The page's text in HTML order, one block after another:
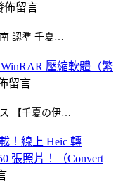
佈留言
認準 千夏…
壓縮軟體（繁
留言
【千夏の伊…
！線上 Heic 轉
張照片！（Convert